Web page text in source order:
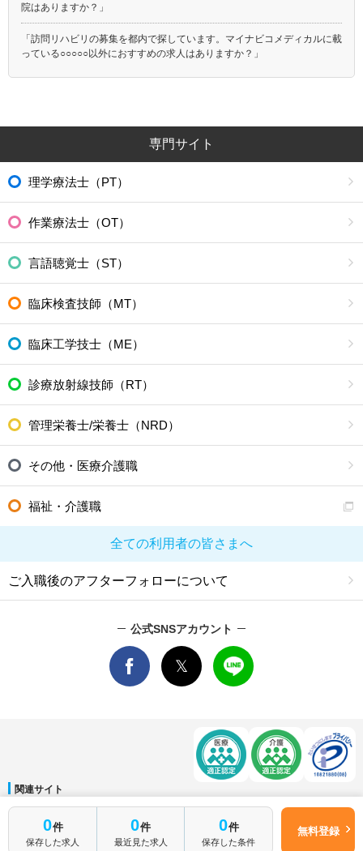
0件
保存した求人
0件
最近見た求人
0件
保存した条件
無料登録
院はありますか？」
「訪問リハビリの募集を都内で探しています。マイナビコメディカルに載
っている○○○○○以外におすすめの求人はありますか？」
専門サイト
理学療法士（PT）
作業療法士（OT）
言語聴覚士（ST）
臨床検査技師（MT）
臨床工学技士（ME）
診療放射線技師（RT）
管理栄養士/栄養士（NRD）
その他・医療介護職
福祉・介護職
全ての利用者の皆さまへ
ご入職後のアフターフォローについて
公式SNSアカウント
関連サイト
マイナビDOCTOR│マイナビ看護師│マイナビ薬剤師│マイナビ保育士
運営会社
会社概要│ ご利用規約 個人情報保護方針 サイトマップ│お問い合わせ